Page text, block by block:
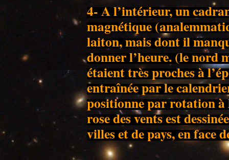
4- A l’intérieur, un
magnétique
laiton, mais dont il
donner l’heure. (le nord
étaient très proches à
entraînée par le
positionne par rotation
rose des vents est
villes et de pays, en face